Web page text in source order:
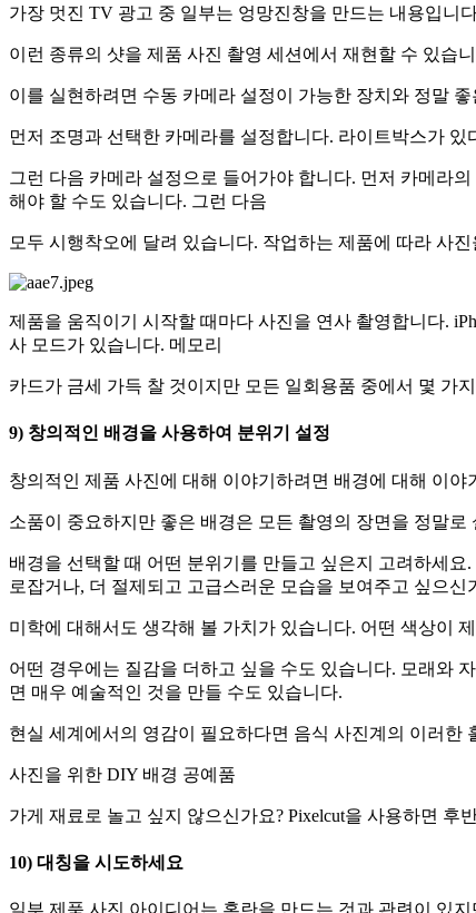
가장 멋진 TV 광고 중 일부는 엉망진창을 만드는 내용입니
이런 종류의 샷을 제품 사진 촬영 세션에서 재현할 수 있습
이를 실현하려면 수동 카메라 설정이 가능한 장치와 정말
먼저 조명과 선택한 카메라를 설정합니다. 라이트박스가
그런 다음 카메라 설정으로 들어가야 합니다. 먼저 카메라
해야 할 수도 있습니다. 그런 다음
모두 시행착오에 달려 있습니다. 작업하는 제품에 따라 사
제품을 움직이기 시작할 때마다 사진을 연사 촬영합니다.
사 모드가 있습니다. 메모리
카드가 금세 가득 찰 것이지만 모든 일회용품 중에서 몇 가
9) 창의적인 배경을 사용하여 분위기 설정
창의적인 제품 사진에 대해 이야기하려면 배경에 대해 이야
소품이 중요하지만 좋은 배경은 모든 촬영의 장면을 정말
배경을 선택할 때 어떤 분위기를 만들고 싶은지 고려하세
로잡거나, 더 절제되고 고급스러운 모습을 보여주고 싶으신
미학에 대해서도 생각해 볼 가치가 있습니다. 어떤 색상이
어떤 경우에는 질감을 더하고 싶을 수도 있습니다. 모래와
면 매우 예술적인 것을 만들 수도 있습니다.
현실 세계에서의 영감이 필요하다면 음식 사진계의 이러한
사진을 위한 DIY 배경 공예품
가게 재료로 놀고 싶지 않으신가요? Pixelcut을 사용하면
10) 대칭을 시도하세요